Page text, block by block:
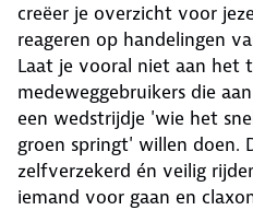
creëer je overzicht voor
reageren op handelingen
Laat je vooral niet aan het
medeweggebruikers die
een wedstrijdje 'wie het
groen springt' willen doen.
zelfverzekerd én veilig
iemand voor gaan en